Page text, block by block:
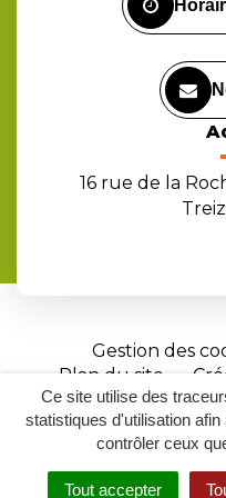
Ce site utilise des
statistiques d'utilisation
contrôler ceux
Tout accepter
16 rue de la
Gestion des
Plan du site